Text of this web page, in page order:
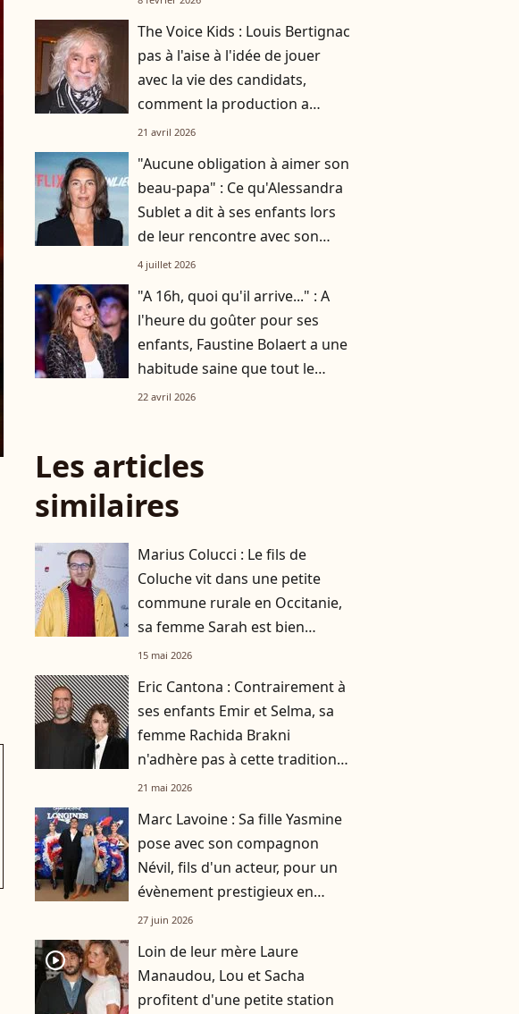
The Voice Kids : Louis Bertignac
pas à l'aise à l'idée de jouer
avec la vie des candidats,
comment la production a
réussi à le faire rempiler
21 avril 2026
"Aucune obligation à aimer son
beau-papa" : Ce qu'Alessandra
Sublet a dit à ses enfants lors
de leur rencontre avec son
nouveau mari
4 juillet 2026
"A 16h, quoi qu'il arrive..." : A
l'heure du goûter pour ses
enfants, Faustine Bolaert a une
habitude saine que tout le
monde peut copier
22 avril 2026
Les articles
similaires
Marius Colucci : Le fils de
Coluche vit dans une petite
commune rurale en Occitanie,
sa femme Sarah est bien
connue des habitants
15 mai 2026
Eric Cantona : Contrairement à
ses enfants Emir et Selma, sa
femme Rachida Brakni
n'adhère pas à cette tradition
familiale, "je tente de lui faire
21 mai 2026
Marc Lavoine : Sa fille Yasmine
pose avec son compagnon
Névil, fils d'un acteur, pour un
évènement prestigieux en
famille
27 juin 2026
player2
Loin de leur mère Laure
Manaudou, Lou et Sacha
profitent d'une petite station